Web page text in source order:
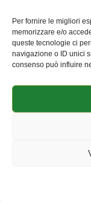
Per fornire le migliori
memorizzare e/o
queste tecnologie ci
navigazione o ID unici
consenso può influire
SEGUIMI
Facebook
-Twitter
-Youtube